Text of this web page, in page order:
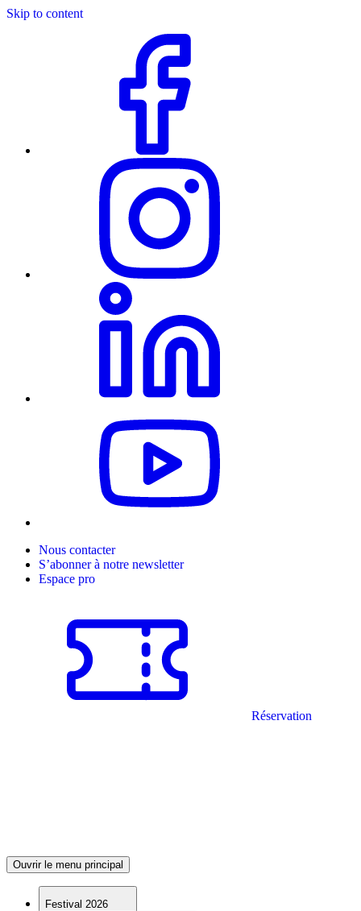
Skip to content
Nous contacter
S’abonner à notre newsletter
Espace pro
Réservation
Ouvrir le menu principal
Festival 2026